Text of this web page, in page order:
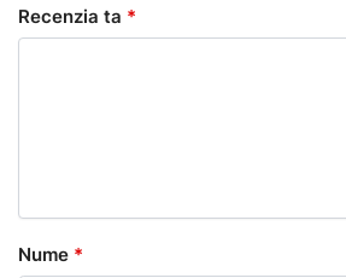
Recenzia ta *
Nume *